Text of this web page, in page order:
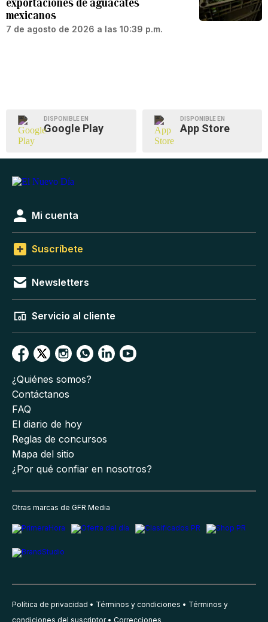
exportaciones de aguacates
mexicanos
7 de agosto de 2026 a las 10:39 p.m.
DISPONIBLE EN
Google Play
DISPONIBLE EN
App Store
Mi cuenta
Suscríbete
Newsletters
Servicio al cliente
¿Quiénes somos?
Contáctanos
FAQ
El diario de hoy
Reglas de concursos
Mapa del sitio
¿Por qué confiar en nosotros?
Otras marcas de GFR Media
Política de privacidad Términos y condiciones
Términos y
condiciones del suscriptor
Correcciones